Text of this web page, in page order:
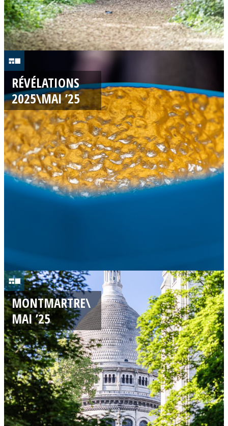
4
0
5
/
2
0
2
RÉVÉLATIONS
2025\MAI ’25
0
1
/
0
5
/
2
0
2
5
MONTMARTRE\
MAI ’25